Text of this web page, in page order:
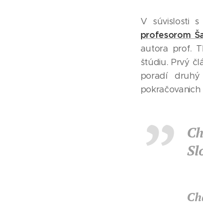
V súvislosti s
profesorom
autora prof.
štúdiu. Prvý
poradí